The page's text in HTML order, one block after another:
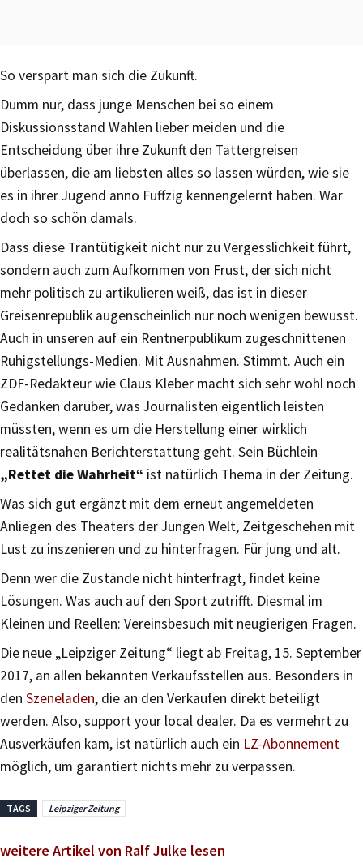
So verspart man sich die Zukunft.
Dumm nur, dass junge Menschen bei so einem
Diskussionsstand Wahlen lieber meiden und die
Entscheidung über ihre Zukunft den Tattergreisen
überlassen, die am liebsten alles so lassen würden, wie sie
es in ihrer Jugend anno Fuffzig kennengelernt haben. War
doch so schön damals.
Dass diese Trantütigkeit nicht nur zu Vergesslichkeit führt,
sondern auch zum Aufkommen von Frust, der sich nicht
mehr politisch zu artikulieren weiß, das ist in dieser
Greisenrepublik augenscheinlich nur noch wenigen bewusst.
Auch in unseren auf ein Rentnerpublikum zugeschnittenen
Ruhigstellungs-Medien. Mit Ausnahmen. Stimmt. Auch ein
ZDF-Redakteur wie Claus Kleber macht sich sehr wohl noch
Gedanken darüber, was Journalisten eigentlich leisten
müssten, wenn es um die Herstellung einer wirklich
realitätsnahen Berichterstattung geht. Sein Büchlein
„Rettet die Wahrheit“ ist natürlich Thema in der Zeitung.
Was sich gut ergänzt mit dem erneut angemeldeten
Anliegen des Theaters der Jungen Welt, Zeitgeschehen mit
Lust zu inszenieren und zu hinterfragen. Für jung und alt.
Denn wer die Zustände nicht hinterfragt, findet keine
Lösungen. Was auch auf den Sport zutrifft. Diesmal im
Kleinen und Reellen: Vereinsbesuch mit neugierigen Fragen.
Die neue „Leipziger Zeitung“ liegt ab Freitag, 15. September
2017, an allen bekannten Verkaufsstellen aus. Besonders in
den Szeneläden, die an den Verkäufen direkt beteiligt
werden. Also, support your local dealer. Da es vermehrt zu
Ausverkäufen kam, ist natürlich auch ein LZ-Abonnement
möglich, um garantiert nichts mehr zu verpassen.
TAGS Leipziger Zeitung
weitere Artikel von Ralf Julke lesen